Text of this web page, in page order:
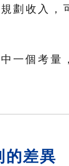
劃收入，
一個考量
的差異